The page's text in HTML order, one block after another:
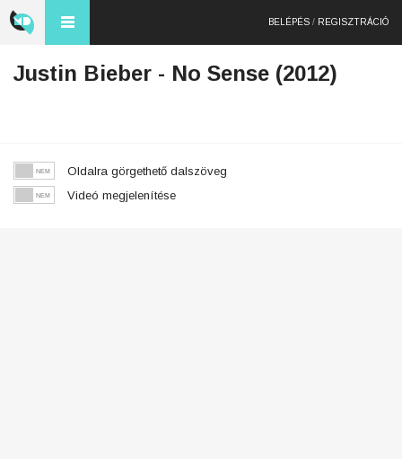
BELÉPÉS / REGISZTRÁCIÓ
Justin Bieber - No Sense (2012)
Oldalra görgethető dalszöveg
Videó megjelenítése